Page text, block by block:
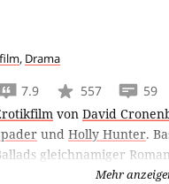
, Drama
7.9 557
59
von David
und Holly Hunter.
gleichnamiger
Crash von Regisseur David
Mehr